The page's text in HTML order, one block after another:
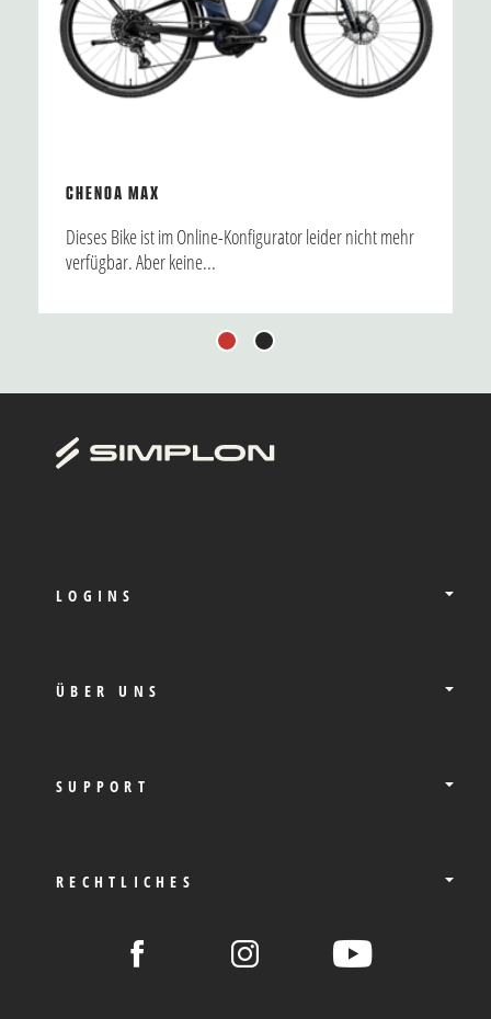
CHENOA MAX
Dieses Bike ist im Online-Konfigurator leider nicht mehr
verfügbar. Aber keine...
1 2
LOGINS
ÜBER UNS
SUPPORT
RECHTLICHES